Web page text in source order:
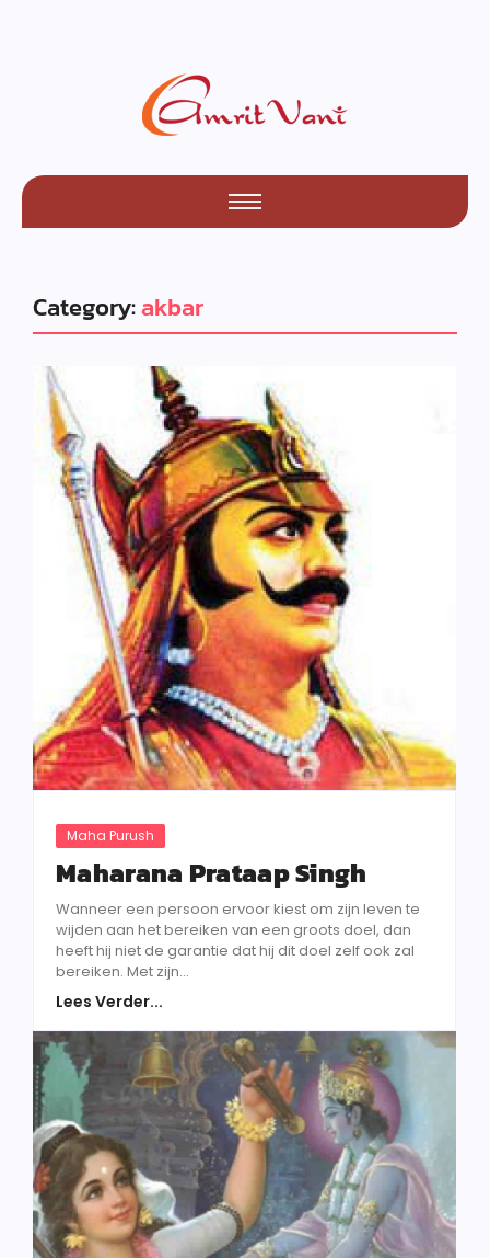
Category:akbar
Maha Purush
Maharana Prataap Singh
Wanneer een persoon ervoor kiest om zijn leven te
wijden aan het bereiken van een groots doel, dan
heeft hij niet de garantie dat hij dit doel zelf ook zal
bereiken. Met zijn...
Lees Verder...